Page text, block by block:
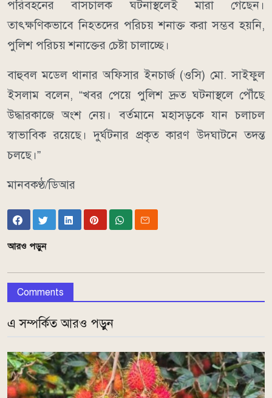
পরিবহনের বাসচালক ঘটনাস্থলেই মারা গেছেন।
তাৎক্ষণিকভাবে নিহতদের পরিচয় শনাক্ত করা সম্ভব হয়নি,
পুলিশ পরিচয় শনাক্তের চেষ্টা চালাচ্ছে।
বাহুবল মডেল থানার অফিসার ইনচার্জ (ওসি) মো. সাইফুল
ইসলাম বলেন, “খবর পেয়ে পুলিশ দ্রুত ঘটনাস্থলে পৌঁছে
উদ্ধারকাজে অংশ নেয়। বর্তমানে মহাসড়কে যান চলাচল
স্বাভাবিক রয়েছে। দুর্ঘটনার প্রকৃত কারণ উদ্ঘাটনে তদন্ত
চলছে।”
মানবকণ্ঠ/ডিআর
আরও পড়ুন
Comments
এ সম্পর্কিত আরও পড়ুন